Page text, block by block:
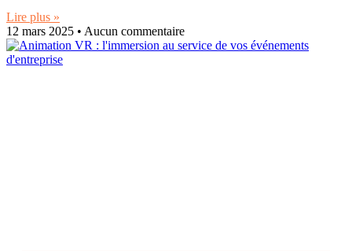
Lire plus »
12 mars 2025
Aucun commentaire